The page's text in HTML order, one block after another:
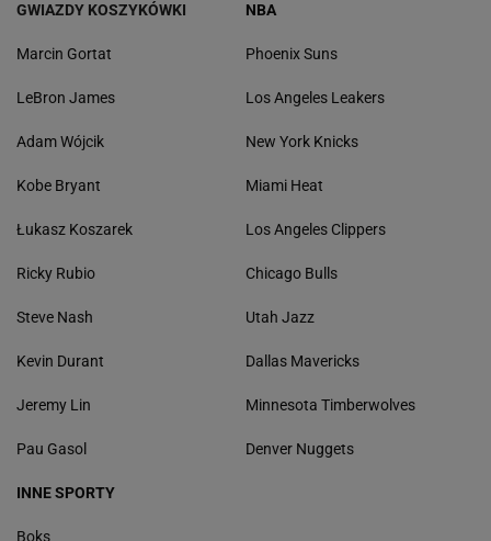
GWIAZDY KOSZYKÓWKI
Marcin Gortat
LeBron James
Adam Wójcik
Kobe Bryant
Łukasz Koszarek
Ricky Rubio
Steve Nash
Kevin Durant
Jeremy Lin
Pau Gasol
NBA
Phoenix Suns
Los Angeles Leakers
New York Knicks
Miami Heat
Los Angeles Clippers
Chicago Bulls
Utah Jazz
Dallas Mavericks
Minnesota Timberwolves
Denver Nuggets
INNE SPORTY
Boks